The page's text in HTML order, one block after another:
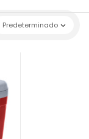
Predeterminado